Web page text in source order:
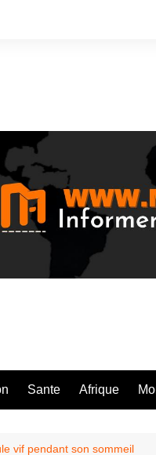
Sante Afrique
vif pendant son sommeil